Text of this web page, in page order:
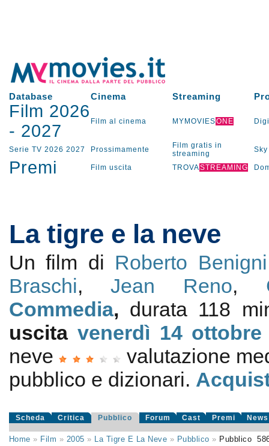
Database Cinema Streaming
Film 2026
- 2027 Film al cinema MYMOVIESONE
Serie TV 2026 2027 Prossimamente
Film gratis in
streaming
Sky
Premi Film uscita TROVASTREAMING
La tigre e la neve
Un film di Roberto Benigni
Braschi,Jean Reno,
Commedia, durata 118
uscita venerdì 14 ottobre
neve
valutazione
pubblico e dizionari.
Scheda Critica Pubblico Forum Cast Premi News
Home » Film » 2005 » La Tigre E La Neve » Pubblico » Pubblico